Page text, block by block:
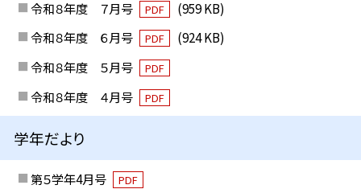
令和８年度 ７月号 PDF
(959 KB)
令和８年度 ６月号
PDF
(924 KB)
令和８年度 ５月号
PDF
令和８年度 ４月号 PDF
学年だより
第５学年4月号 PDF